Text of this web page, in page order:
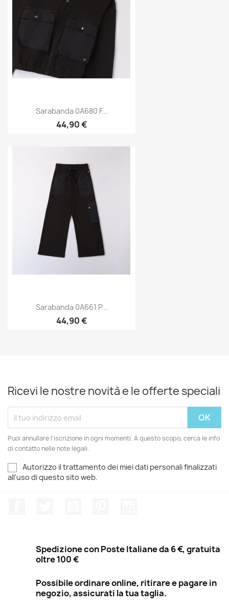
Sarabanda 0A680 F...
44,90 €
Sarabanda 0A661 P...
44,90 €
Ricevi le nostre novità e le offerte speciali
Puoi annullare l'iscrizione in ogni momenti. A questo scopo, cerca le info
di contatto nelle note legali.
Autorizzo il trattamento dei miei dati personali finalizzati
all'uso di questo sito web.
Spedizione con Poste Italiane da 6 €, gratuita
oltre 100 €
Possibile ordinare online, ritirare e pagare in
negozio, assicurati la tua taglia.